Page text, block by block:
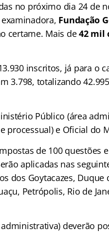
no próximo dia 24 de
Fundação
certame. Mais de42 mil
inscritos, já para o
3.798, totalizando
Público (área
processual) e Oficial do
de 100 questões
aplicadas nas
dos Goytacazes, Duque
Petrópolis, Rio de
deverão